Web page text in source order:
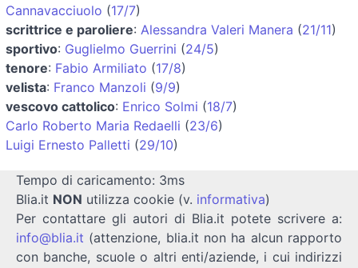
Cannavacciuolo (17/7)
scrittrice e paroliere: Alessandra Valeri Manera (21/11)
sportivo: Guglielmo Guerrini (24/5)
tenore: Fabio Armiliato (17/8)
velista: Franco Manzoli (9/9)
vescovo cattolico: Enrico Solmi (18/7)
Carlo Roberto Maria Redaelli (23/6)
Luigi Ernesto Palletti (29/10)
Tempo di caricamento: 3ms
Blia.it NON utilizza cookie (v. informativa)
Per contattare gli autori di Blia.it potete scrivere a:
info@blia.it (attenzione, blia.it non ha alcun rapporto
con banche, scuole o altri enti/aziende, i cui indirizzi